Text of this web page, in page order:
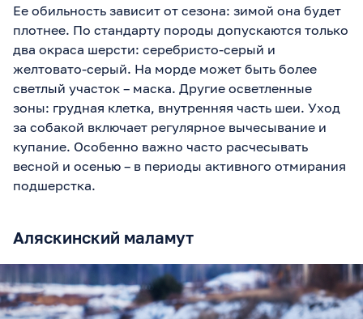
Ее обильность зависит от сезона: зимой она будет
плотнее. По стандарту породы допускаются только
два окраса шерсти: серебристо-серый и
желтовато-серый. На морде может быть более
светлый участок – маска. Другие осветленные
зоны: грудная клетка, внутренняя часть шеи. Уход
за собакой включает регулярное вычесывание и
купание. Особенно важно часто расчесывать
весной и осенью – в периоды активного отмирания
подшерстка.
Аляскинский маламут